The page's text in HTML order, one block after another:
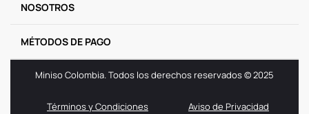
NOSOTROS
MÉTODOS DE PAGO
Miniso Colombia. Todos los derechos reservados © 2025
Términos y Condiciones Aviso de Privacidad